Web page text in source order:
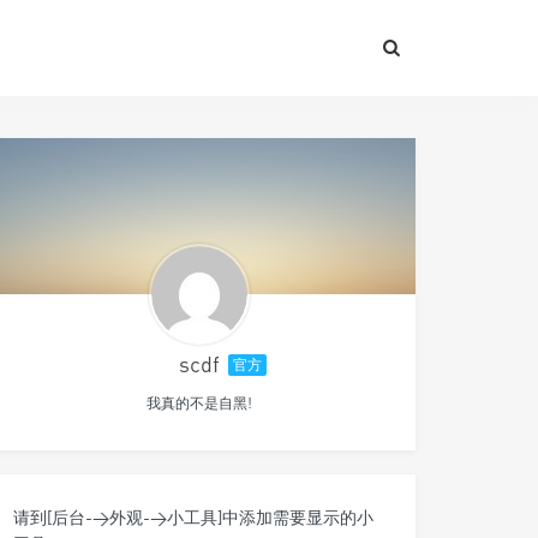
scdf 官方
我真的不是自黑!
请到[后台->外观->小工具]中添加需要显示的小